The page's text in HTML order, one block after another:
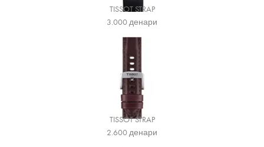
TISSOT STRAP
3.000денари
TISSOT STRAP
2.600денари